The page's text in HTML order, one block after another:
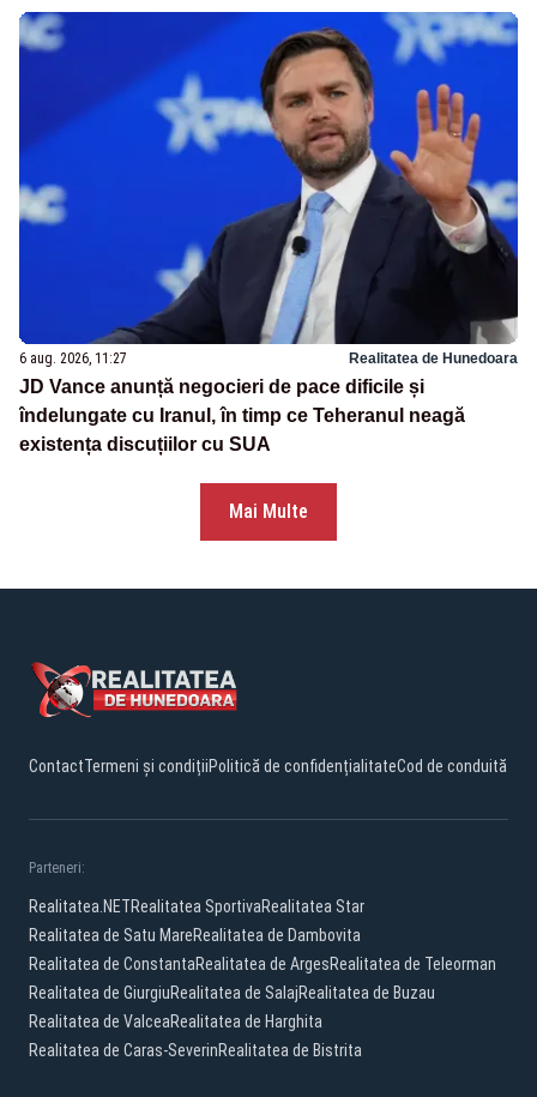
6 aug. 2026, 11:27 Realitatea de Hunedoara
JD Vance anunță negocieri de pace dificile și
îndelungate cu Iranul, în timp ce Teheranul neagă
existența discuțiilor cu SUA
Mai Multe
ContactTermeni și condițiiPolitică de confidențialitateCod de conduită
Parteneri:
Realitatea.NETRealitatea SportivaRealitatea Star
Realitatea de Satu MareRealitatea de Dambovita
Realitatea de ConstantaRealitatea de ArgesRealitatea de Teleorman
Realitatea de GiurgiuRealitatea de SalajRealitatea de Buzau
Realitatea de ValceaRealitatea de Harghita
Realitatea de Caras-SeverinRealitatea de Bistrita